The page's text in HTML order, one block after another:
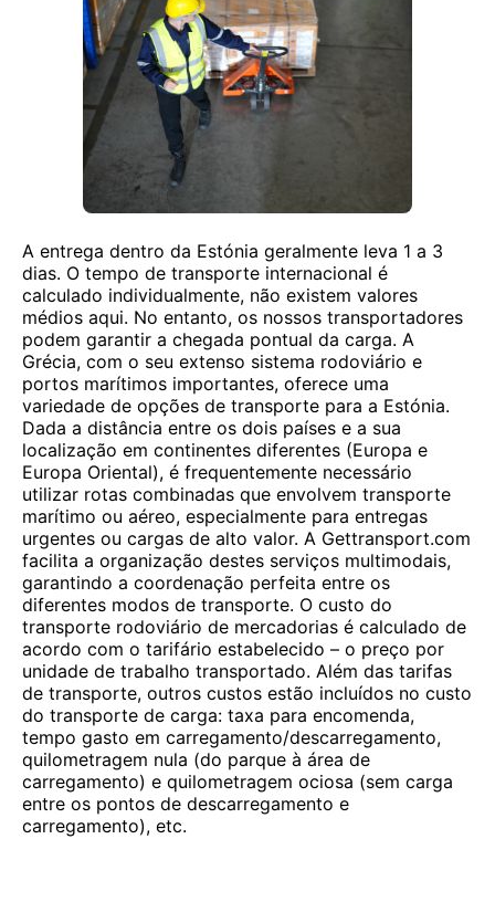
A entrega dentro da Estónia geralmente leva 1 a 3
dias. O tempo de transporte internacional é
calculado individualmente, não existem valores
médios aqui. No entanto, os nossos transportadores
podem garantir a chegada pontual da carga. A
Grécia, com o seu extenso sistema rodoviário e
portos marítimos importantes, oferece uma
variedade de opções de transporte para a Estónia.
Dada a distância entre os dois países e a sua
localização em continentes diferentes (Europa e
Europa Oriental), é frequentemente necessário
utilizar rotas combinadas que envolvem transporte
marítimo ou aéreo, especialmente para entregas
urgentes ou cargas de alto valor. A Gettransport.com
facilita a organização destes serviços multimodais,
garantindo a coordenação perfeita entre os
diferentes modos de transporte. O custo do
transporte rodoviário de mercadorias é calculado de
acordo com o tarifário estabelecido – o preço por
unidade de trabalho transportado. Além das tarifas
de transporte, outros custos estão incluídos no custo
do transporte de carga: taxa para encomenda,
tempo gasto em carregamento/descarregamento,
quilometragem nula (do parque à área de
carregamento) e quilometragem ociosa (sem carga
entre os pontos de descarregamento e
carregamento), etc.